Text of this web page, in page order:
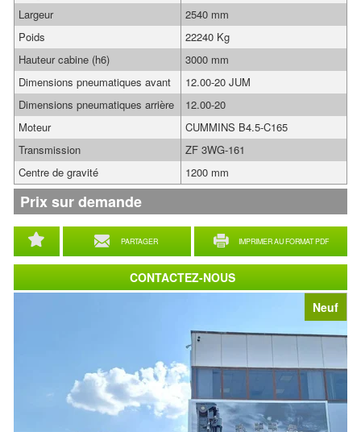
Neuf
PARTAGER IMPRIMER AU FORMAT PDF
Largeur
2540 mm
Poids
22240 Kg
Hauteur cabine (h6)
3000 mm
Dimensions pneumatiques avant
12.00-20 JUM
Dimensions pneumatiques arrière
12.00-20
Moteur
CUMMINS B4.5-C165
Transmission
ZF 3WG-161
Centre de gravité
1200 mm
Prix sur demande
CONTACTEZ-NOUS